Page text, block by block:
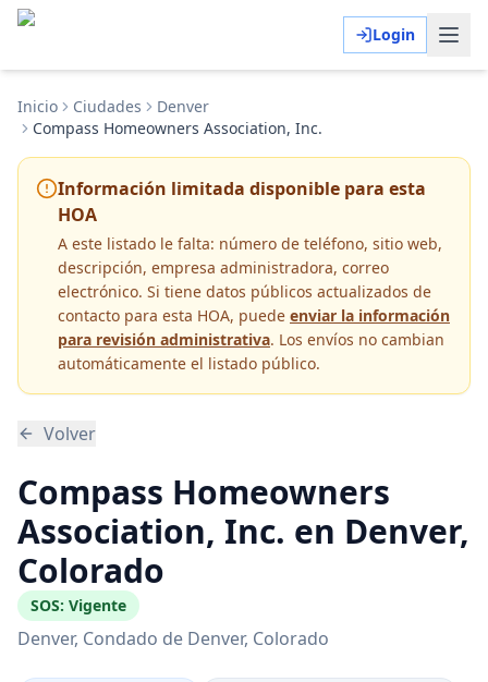
Login
Inicio Ciudades
Denver
Compass Homeowners Association, Inc.
Información limitada disponible para esta
HOA
A este listado le falta: número de teléfono, sitio web,
descripción, empresa administradora, correo
electrónico. Si tiene datos públicos actualizados de
contacto para esta HOA, puede enviar la información
para revisión administrativa. Los envíos no cambian
automáticamente el listado público.
Volver
Compass Homeowners
Association, Inc. en Denver,
Colorado
SOS: Vigente
Denver, Condado de Denver, Colorado